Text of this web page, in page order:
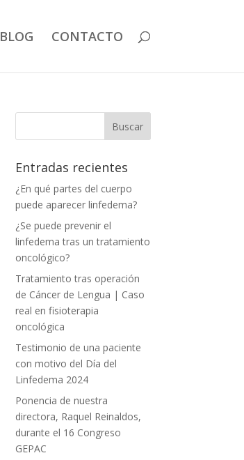
BLOG CONTACTO
Entradas recientes
¿En qué partes del cuerpo
puede aparecer linfedema?
¿Se puede prevenir el
linfedema tras un tratamiento
oncológico?
Tratamiento tras operación
de Cáncer de Lengua | Caso
real en fisioterapia
oncológica
Testimonio de una paciente
con motivo del Día del
Linfedema 2024
Ponencia de nuestra
directora, Raquel Reinaldos,
durante el 16 Congreso
GEPAC